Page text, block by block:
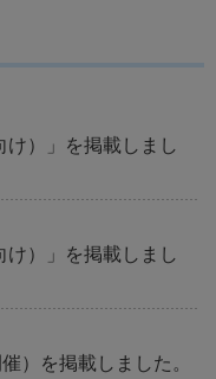
け）」を掲載しまし
け）」を掲載しまし
）を掲載しました。